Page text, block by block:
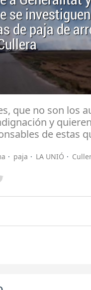
se
de paja de
que no son los
y
de estas
paja LA UNIÓ